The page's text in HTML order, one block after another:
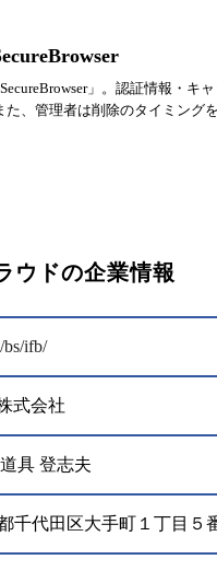
」。認証情報・キ
、管理者は削除のタイミン
ウドの企業情報
bs/ifb/
式会社
具 登志夫
千代田区大手町１丁目５